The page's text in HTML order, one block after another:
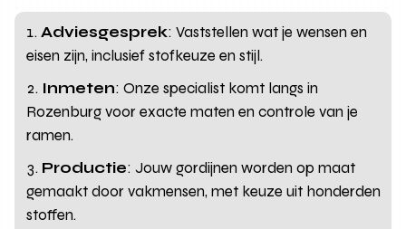
Adviesgesprek: Vaststellen wat je wensen en
eisen zijn, inclusief stofkeuze en stijl.
Inmeten: Onze specialist komt langs in
Rozenburg voor exacte maten en controle van je
ramen.
Productie: Jouw gordijnen worden op maat
gemaakt door vakmensen, met keuze uit honderden
stoffen.